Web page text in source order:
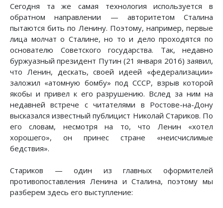
Сегодня та же самая технология используется в
обратном направлении — авторитетом Сталина
пытаются бить по Ленину. Поэтому, например, первые
лица молчат о Сталине, но то и дело проходятся по
основателю Советского государства. Так, недавно
буржуазный президент Путин (21 января 2016) заявил,
что Ленин, дескать, своей идеей «федерализации»
заложил «атомную бомбу» под СССР, взрыв которой
якобы и привел к его разрушению. Вслед за ним на
недавней встрече с читателями в Ростове-на-Дону
высказался известный публицист Николай Стариков. По
его словам, несмотря на то, что Ленин «хотел
хорошего», он принес стране «неисчислимые
бедствия».
Стариков — один из главных оформителей
противопоставления Ленина и Сталина, поэтому мы
разберем здесь его выступление: